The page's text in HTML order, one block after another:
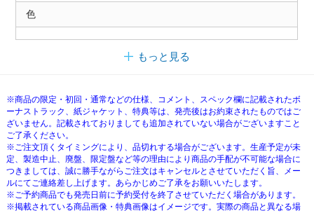
色
もっと見る
※商品の限定・初回・通常などの仕様、コメント、スペック欄に記載されたボ
ーナストラック、紙ジャケット、特典等は、発売後はお約束されたものではご
ざいません。記載されておりましても追加されていない場合がございますこと
ご了承ください。
※ご注文頂くタイミングにより、品切れする場合がございます。生産予定が未
定、製造中止、廃盤、限定盤など等の理由により商品の手配が不可能な場合に
つきましては、誠に勝手ながらご注文はキャンセルとさせていただく旨、メー
ルにてご連絡差し上げます。あらかじめご了承をお願いいたします。
※ご予約商品でも発売日前に予約受付を終了させていただく場合があります。
※掲載されている商品画像・特典画像はイメージです。実際の商品と異なる場